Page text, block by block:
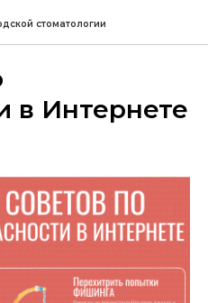
стоматологии
в Интернете